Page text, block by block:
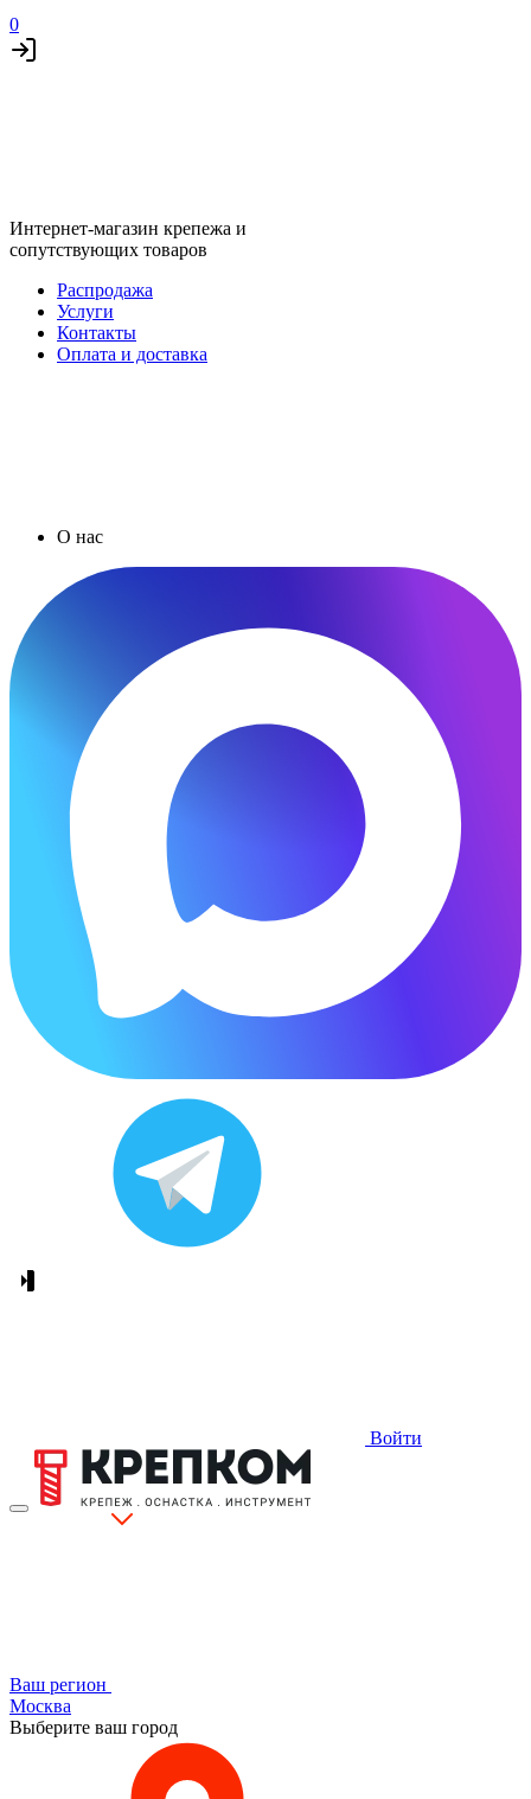
0
Интернет-магазин крепежа и
сопутствующих товаров
Распродажа
Услуги
Контакты
Оплата и доставка
О нас
Войти
Ваш регион
Москва
Выберите ваш город